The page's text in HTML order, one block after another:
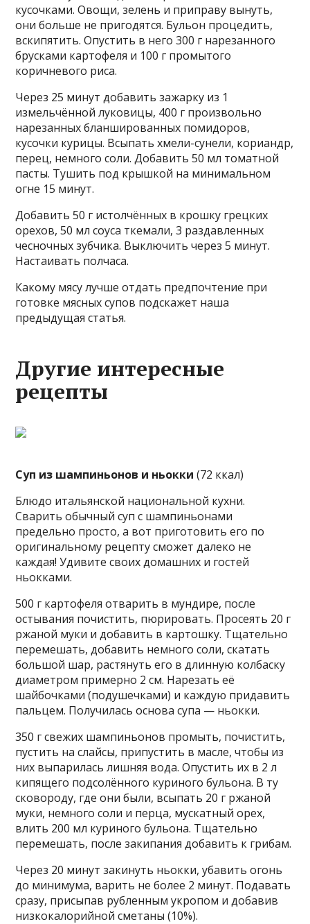
кусочками. Овощи, зелень и приправу вынуть,
они больше не пригодятся. Бульон процедить,
вскипятить. Опустить в него 300 г нарезанного
брусками картофеля и 100 г промытого
коричневого риса.
Через 25 минут добавить зажарку из 1
измельчённой луковицы, 400 г произвольно
нарезанных бланшированных помидоров,
кусочки курицы. Всыпать хмели-сунели, кориандр,
перец, немного соли. Добавить 50 мл томатной
пасты. Тушить под крышкой на минимальном
огне 15 минут.
Добавить 50 г истолчённых в крошку грецких
орехов, 50 мл соуса ткемали, 3 раздавленных
чесночных зубчика. Выключить через 5 минут.
Настаивать полчаса.
Какому мясу лучше отдать предпочтение при
готовке мясных супов подскажет наша
предыдущая статья.
Другие интересные
рецепты
Суп из шампиньонов и ньокки (72 ккал)
Блюдо итальянской национальной кухни.
Сварить обычный суп с шампиньонами
предельно просто, а вот приготовить его по
оригинальному рецепту сможет далеко не
каждая! Удивите своих домашних и гостей
ньокками.
500 г картофеля отварить в мундире, после
остывания почистить, пюрировать. Просеять 20 г
ржаной муки и добавить в картошку. Тщательно
перемешать, добавить немного соли, скатать
большой шар, растянуть его в длинную колбаску
диаметром примерно 2 см. Нарезать её
шайбочками (подушечками) и каждую придавить
пальцем. Получилась основа супа — ньокки.
350 г свежих шампиньонов промыть, почистить,
пустить на слайсы, припустить в масле, чтобы из
них выпарилась лишняя вода. Опустить их в 2 л
кипящего подсолённого куриного бульона. В ту
сковороду, где они были, всыпать 20 г ржаной
муки, немного соли и перца, мускатный орех,
влить 200 мл куриного бульона. Тщательно
перемешать, после закипания добавить к грибам.
Через 20 минут закинуть ньокки, убавить огонь
до минимума, варить не более 2 минут. Подавать
сразу, присыпав рубленным укропом и добавив
низкокалорийной сметаны (10%).